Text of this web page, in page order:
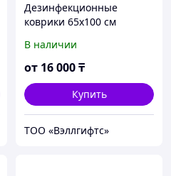
Дезинфекционные
коврики 65х100 см
В наличии
от 16 000₸
Купить
ТОО «Вэллгифтс»